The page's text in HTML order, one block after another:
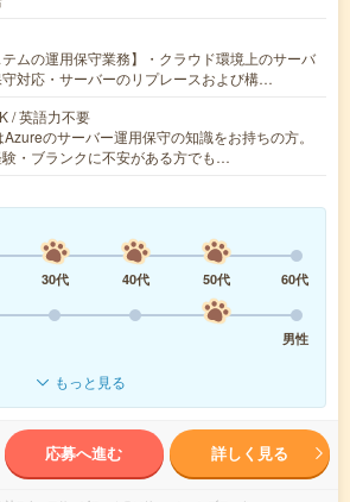
テムの運用保守業務】・クラウド環境上のサーバ
対応・サーバーのリプレースおよび構…
/ 英語力不要
のサーバー運用保守の知識をお持ちの方。
験・ブランクに不安がある方でも…
30代 40代 50代
60代
男性
もっと見る
応募へ進む 詳しく見る